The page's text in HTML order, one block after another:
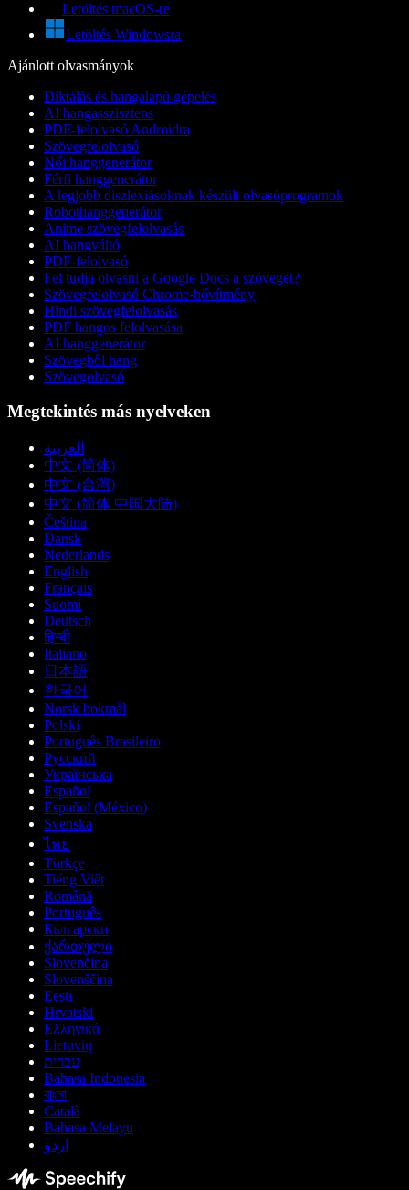
Letöltés macOS-re
Letöltés Windowsra
Ajánlott olvasmányok
Diktálás és hangalapú gépelés
AI hangasszisztens
PDF-felolvasó Androidra
Szövegfelolvasó
Női hanggenerátor
Férfi hanggenerátor
A legjobb diszlexiásoknak készült olvasóprogramok
Robothanggenerátor
Anime szövegfelolvasás
AI hangváltó
PDF-felolvasó
Fel tudja olvasni a Google Docs a szöveget?
Szövegfelolvasó Chrome-bővítmény
Hindi szövegfelolvasás
PDF hangos felolvasása
AI hanggenerátor
Szövegből hang
Szövegolvasó
Megtekintés más nyelveken
العربية
中文 (简体)
中文 (台灣)
中文 (简体 中国大陆)
Čeština
Dansk
Nederlands
English
Français
Suomi
Deutsch
हिन्दी
Italiano
日本語
한국어
Norsk bokmål
Polski
Português Brasileiro
Русский
Українська
Español
Español (México)
Svenska
ไทย
Türkçe
Tiếng Việt
Română
Português
Български
ქართული
Slovenčina
Slovenščina
Eesti
Hrvatski
Ελληνικά
Lietuvių
עברית
Bahasa Indonesia
বাংলা
Català
Bahasa Melayu
اردو